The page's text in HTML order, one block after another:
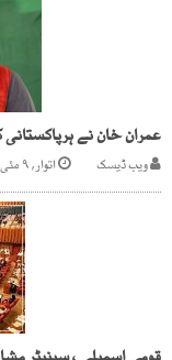
ویب ڈیسک اتوار, ۹ مئی ۲۰۲۱